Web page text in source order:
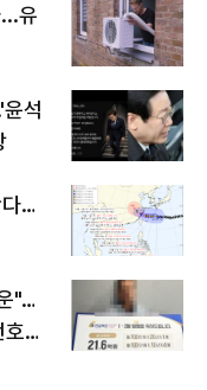
유
석
다…
"…
조